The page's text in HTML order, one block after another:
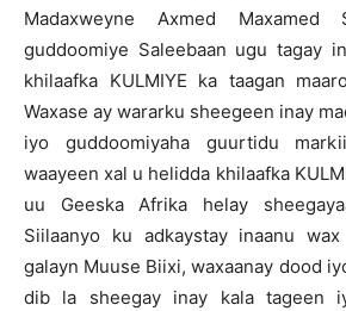
Madaxweyne Axmed
guddoomiye Saleebaan ugu tagay
khilaafka KULMIYE ka taagan
Waxase ay wararku sheegeen inay
iyo guddoomiyaha guurtidu
waayeen xal u helidda khilaafka
uu Geeska Afrika helay
Siilaanyo ku adkaystay inaanu
galayn Muuse Biixi, waxaanay dood
dib la sheegay inay kala tageen